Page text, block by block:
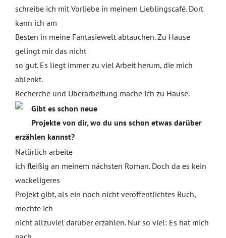
schreibe ich mit Vorliebe in meinem Lieblingscafé. Dort
kann ich am
Besten in meine Fantasiewelt abtauchen. Zu Hause
gelingt mir das nicht
so gut. Es liegt immer zu viel Arbeit herum, die mich
ablenkt.
Recherche und Überarbeitung mache ich zu Hause.
Gibt es schon neue
Projekte von dir, wo du uns schon etwas darüber
erzählen kannst?
Natürlich arbeite
ich fleißig an meinem nächsten Roman. Doch da es kein
wackeligeres
Projekt gibt, als ein noch nicht veröffentlichtes Buch,
möchte ich
nicht allzuviel darüber erzählen. Nur so viel: Es hat mich